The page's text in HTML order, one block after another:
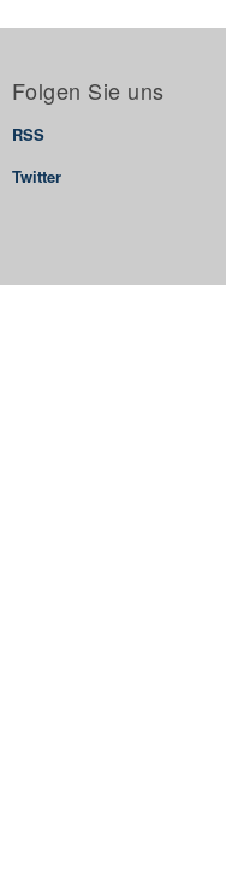
Folgen Sie uns
RSS
Twitter